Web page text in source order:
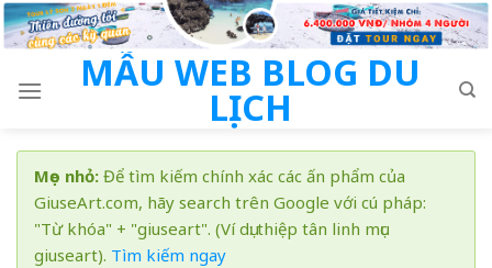
Skip
to
MẪU WEB BLOG DU
LỊCH
Mẹo nhỏ: Để tìm kiếm chính xác các ấn phẩm của
GiuseArt.com, hãy search trên Google với cú pháp:
"Từ khóa" + "giuseart". (Ví dụ: thiệp tân linh mục
giuseart). Tìm kiếm ngay